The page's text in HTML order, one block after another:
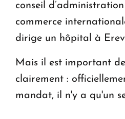
conseil
commerce
dirige un hôpital à
Mais il est important
clairement :
mandat, il n'y a qu'un